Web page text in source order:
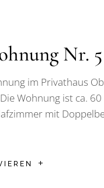
Nr. 5
im Privathaus
Wohnung ist ca.
mit